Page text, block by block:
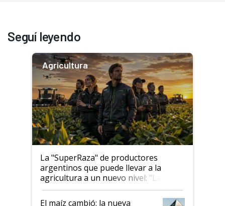
Seguí leyendo
Agricultura
La "SuperRaza" de productores
argentinos que puede llevar a la
agricultura a un nuevo nivel: "Las
posibilidades de crecimiento son
infinitas"
El maíz cambió: la nueva